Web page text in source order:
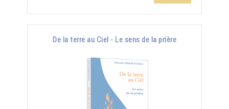
De la terre au Ciel - Le sens de la prière